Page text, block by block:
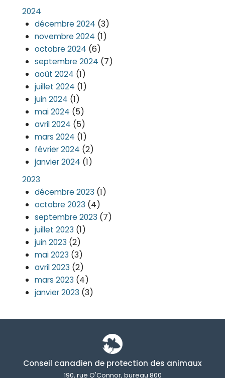
2024
décembre 2024 (3)
novembre 2024 (1)
octobre 2024 (6)
septembre 2024 (7)
août 2024 (1)
juillet 2024 (1)
juin 2024 (1)
mai 2024 (5)
avril 2024 (5)
mars 2024 (1)
février 2024 (2)
janvier 2024 (1)
2023
décembre 2023 (1)
octobre 2023 (4)
septembre 2023 (7)
juillet 2023 (1)
juin 2023 (2)
mai 2023 (3)
avril 2023 (2)
mars 2023 (4)
janvier 2023 (3)
Conseil canadien de protection des animaux
190, rue O'Connor, bureau 800